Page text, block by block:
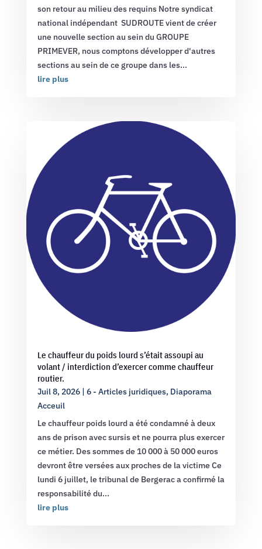
son retour au milieu des requins Notre syndicat
national indépendant SUDROUTE vient de créer
une nouvelle section au sein du GROUPE
PRIMEVER, nous comptons développer d'autres
sections au sein de ce groupe dans les...
lire plus
Le chauffeur du poids lourd s’était assoupi au
volant / interdiction d’exercer comme chauffeur
routier.
Juil 8, 2026| 6 - Articles juridiques, Diaporama
Acceuil
Le chauffeur poids lourd a été condamné à deux
ans de prison avec sursis et ne pourra plus exercer
ce métier. Des sommes de 10 000 à 50 000 euros
devront être versées aux proches de la victime Ce
lundi 6 juillet, le tribunal de Bergerac a confirmé la
responsabilité du...
lire plus